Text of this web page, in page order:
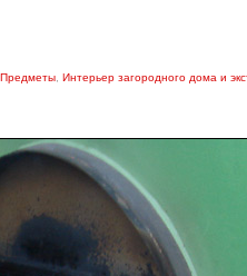
Предметы, Интерьер загородного дома и